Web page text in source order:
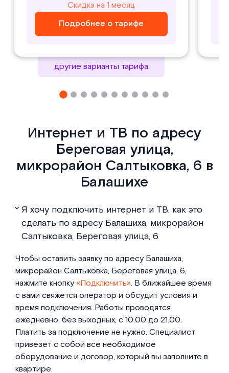
Скидка на 1 месяц
Подробнее о тарифе
Скидка на 1 месяц
Подробнее о тарифе
₽/ месяц
Подробнее о тарифе
₽/ месяц
Подробнее о тарифе
другие варианты тарифа
Интернет и ТВ по адресу
Береговая улица,
микрорайон Салтыковка, 6 в
Балашихе
Я хочу подключить интернет и ТВ, как это
сделать по адресу Балашиха, микрорайон
Салтыковка, Береговая улица, 6
Чтобы оставить заявку по адресу Балашиха,
микрорайон Салтыковка, Береговая улица, 6,
нажмите кнопку«Подключить». В ближайшее время
с вами свяжется оператор и обсудит условия и
время подключения. Работы проводятся
ежедневно, без выходных, с 10.00 до 21.00.
Платить за подключение не нужно. Специалист
привезет с собой все необходимое
оборудование и договор, который вы заполните в
квартире.